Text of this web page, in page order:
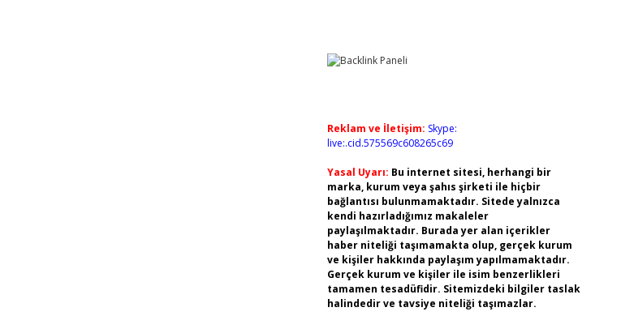
Reklam ve İletişim: Skype:
live:.cid.575569c608265c69
Yasal Uyarı: Bu internet sitesi, herhangi bir
marka, kurum veya şahıs şirketi ile hiçbir
bağlantısı bulunmamaktadır. Sitede yalnızca
kendi hazırladığımız makaleler
paylaşılmaktadır. Burada yer alan içerikler
haber niteliği taşımamakta olup, gerçek kurum
ve kişiler hakkında paylaşım yapılmamaktadır.
Gerçek kurum ve kişiler ile isim benzerlikleri
tamamen tesadüfidir. Sitemizdeki bilgiler taslak
halindedir ve tavsiye niteliği taşımazlar.